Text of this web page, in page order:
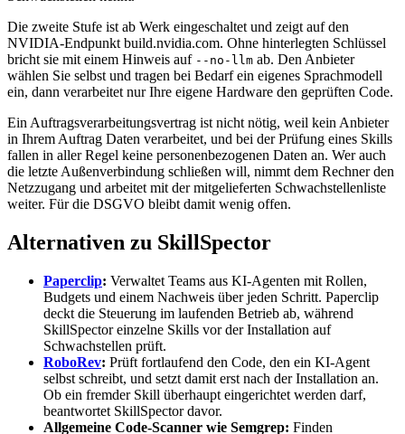
Die zweite Stufe ist ab Werk eingeschaltet und zeigt auf den
NVIDIA-Endpunkt build.nvidia.com. Ohne hinterlegten Schlüssel
bricht sie mit einem Hinweis auf --no-llm ab. Den Anbieter
wählen Sie selbst und tragen bei Bedarf ein eigenes Sprachmodell
ein, dann verarbeitet nur Ihre eigene Hardware den geprüften Code.
Ein Auftragsverarbeitungsvertrag ist nicht nötig, weil kein Anbieter
in Ihrem Auftrag Daten verarbeitet, und bei der Prüfung eines Skills
fallen in aller Regel keine personenbezogenen Daten an. Wer auch
die letzte Außenverbindung schließen will, nimmt dem Rechner den
Netzzugang und arbeitet mit der mitgelieferten Schwachstellenliste
weiter. Für die DSGVO bleibt damit wenig offen.
Alternativen zu SkillSpector
Paperclip: Verwaltet Teams aus KI-Agenten mit Rollen,
Budgets und einem Nachweis über jeden Schritt. Paperclip
deckt die Steuerung im laufenden Betrieb ab, während
SkillSpector einzelne Skills vor der Installation auf
Schwachstellen prüft.
RoboRev: Prüft fortlaufend den Code, den ein KI-Agent
selbst schreibt, und setzt damit erst nach der Installation an.
Ob ein fremder Skill überhaupt eingerichtet werden darf,
beantwortet SkillSpector davor.
Allgemeine Code-Scanner wie Semgrep: Finden